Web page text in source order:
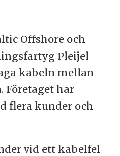
Offshore och
Pleijel
kabeln mellan
Företaget har
flera kunder och
vid ett kabelfel